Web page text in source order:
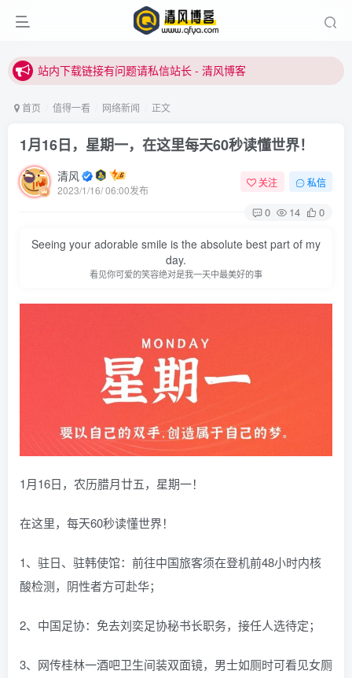
站内下载链接有问题请私信站长 - 清风博客
站内下载链接有问题请私信站长 - 清风博客
首页 值得一看 网络新闻 正文
1月16日，星期一，在这里每天60秒读懂世界！
清风
2023/1/16/ 06:00发布
关注 私信
0 14 0
Seeing your adorable smile is the absolute best part of my
day.
看见你可爱的笑容绝对是我一天中最美好的事
1月16日，农历腊月廿五，星期一！
在这里，每天60秒读懂世界！
1、驻日、驻韩使馆：前往中国旅客须在登机前48小时内核
酸检测，阴性者方可赴华；
2、中国足协：免去刘奕足协秘书长职务，接任人选待定；
3、网传桂林一酒吧卫生间装双面镜，男士如厕时可看见女厕
登录
没有账号？立即注册
记住登录 找回密码|免密登录
社交账号登录
QQ登录
百度登录